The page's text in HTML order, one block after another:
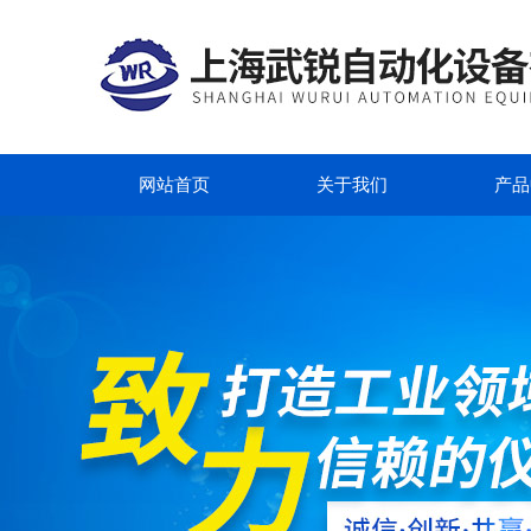
网站首页 关于我们 产